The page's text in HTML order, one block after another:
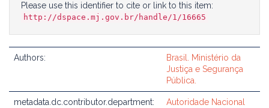
Please use this identifier to cite or link to this item:
http://dspace.mj.gov.br/handle/1/16665
Authors:
Brasil. Ministério da
Justiça e Segurança
Pública.
metadata.dc.contributor.department:
Autoridade Nacional